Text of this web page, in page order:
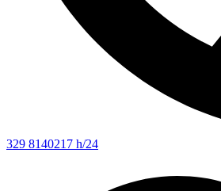
329 8140217 h/24